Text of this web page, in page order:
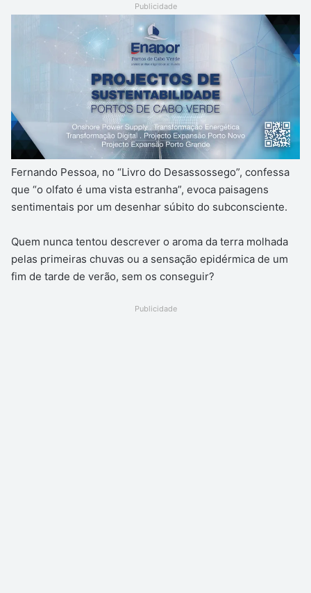
Publicidade
Fernando Pessoa, no “Livro do Desassossego”, confessa
que “o olfato é uma vista estranha”, evoca paisagens
sentimentais por um desenhar súbito do subconsciente.
Quem nunca tentou descrever o aroma da terra molhada
pelas primeiras chuvas ou a sensação epidérmica de um
fim de tarde de verão, sem os conseguir?
Publicidade